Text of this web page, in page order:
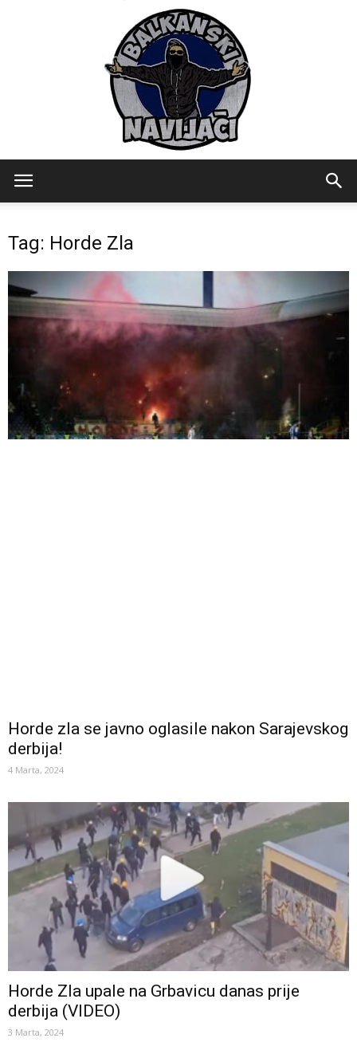
Tag: Horde Zla
Horde zla se javno oglasile nakon Sarajevskog
derbija!
4 Marta, 2024
Horde Zla upale na Grbavicu danas prije
derbija (VIDEO)
3 Marta, 2024